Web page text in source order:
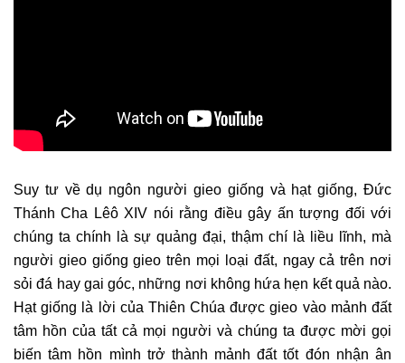
Suy tư về dụ ngôn người gieo giống và hạt giống, Đức
Thánh Cha Lêô XIV nói rằng điều gây ấn tượng đối với
chúng ta chính là sự quảng đại, thậm chí là liều lĩnh, mà
người gieo giống gieo trên mọi loại đất, ngay cả trên nơi
sỏi đá hay gai góc, những nơi không hứa hẹn kết quả nào.
Hạt giống là lời của Thiên Chúa được gieo vào mảnh đất
tâm hồn của tất cả mọi người và chúng ta được mời gọi
biến tâm hồn mình trở thành mảnh đất tốt đón nhận ân